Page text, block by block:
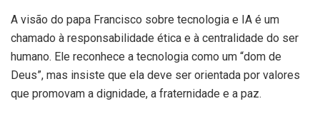
A visão do papa Francisco sobre tecnologia e IA é um
chamado à responsabilidade ética e à centralidade do ser
humano. Ele reconhece a tecnologia como um “dom de
Deus”, mas insiste que ela deve ser orientada por valores
que promovam a dignidade, a fraternidade e a paz.